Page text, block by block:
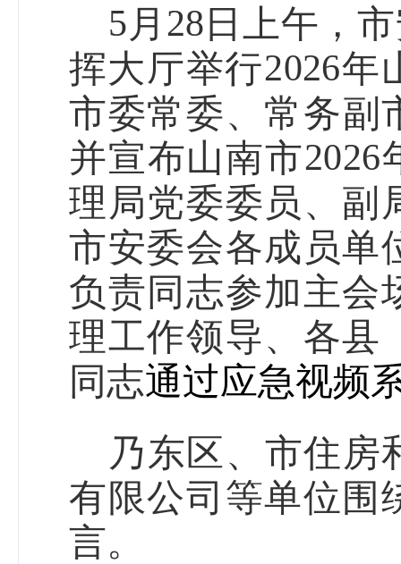
5 月 28日上午，
挥大厅举行2026年
市委常委、常务副
并宣布山南市2026
理局党委委员、副
市安委会各成员单
负责同志参加主会
理工作领导、各县
同志通过应急视频
乃东区、市住房
有限公司 等单位围
言。